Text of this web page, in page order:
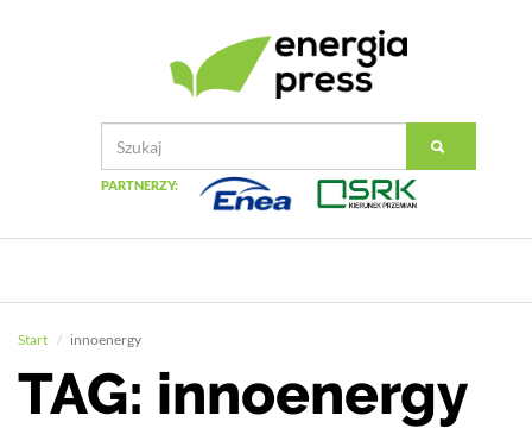
PARTNERZY:
Start innoenergy
TAG: innoenergy